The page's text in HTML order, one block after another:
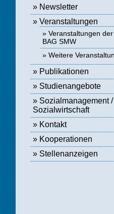
» Newsletter
» Veranstaltungen
» Veranstaltungen der
BAG SMW
» Weitere
» Publikationen
» Studienangebote
» Sozialmanagement /
Sozialwirtschaft
» Kontakt
» Kooperationen
» Stellenanzeigen